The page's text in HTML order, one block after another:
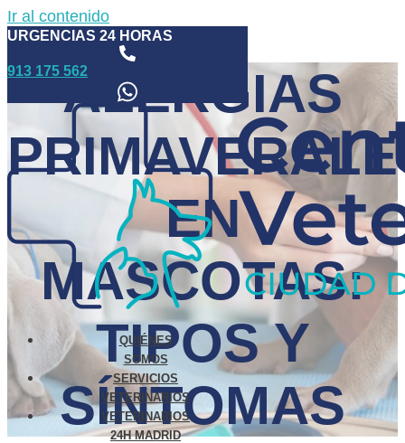
Ir al contenido
URGENCIAS 24 HORAS
913 175 562
QUIÉNES
SOMOS
SERVICIOS
VETERINARIOS
VETERINARIOS
24H MADRID
ALERGIAS
EN
MASCOTAS:
TIPOS Y
SÍNTOMAS